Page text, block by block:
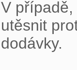
V
utěsnit
dodávky.